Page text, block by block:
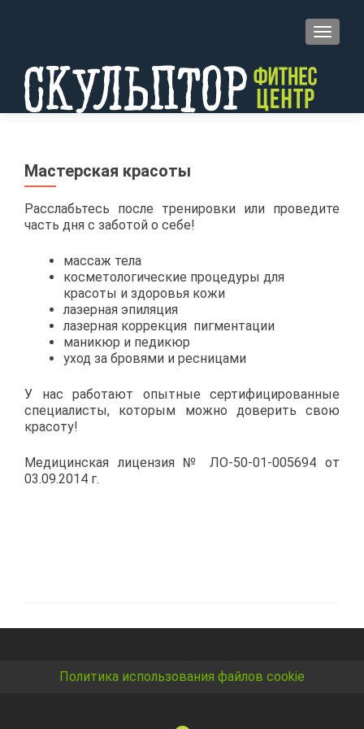
Мастерская красоты
Расслабьтесь после тренировки или проведите
часть дня с заботой о себе!
массаж тела
косметологические процедуры для
красоты и здоровья кожи
лазерная эпиляция
лазерная коррекция пигментации
маникюр и педикюр
уход за бровями и ресницами
У нас работают опытные сертифицированные
специалисты, которым можно доверить свою
красоту!
Медицинская лицензия № ЛО-50-01-005694 от
03.09.2014 г.
Политика использования файлов cookie